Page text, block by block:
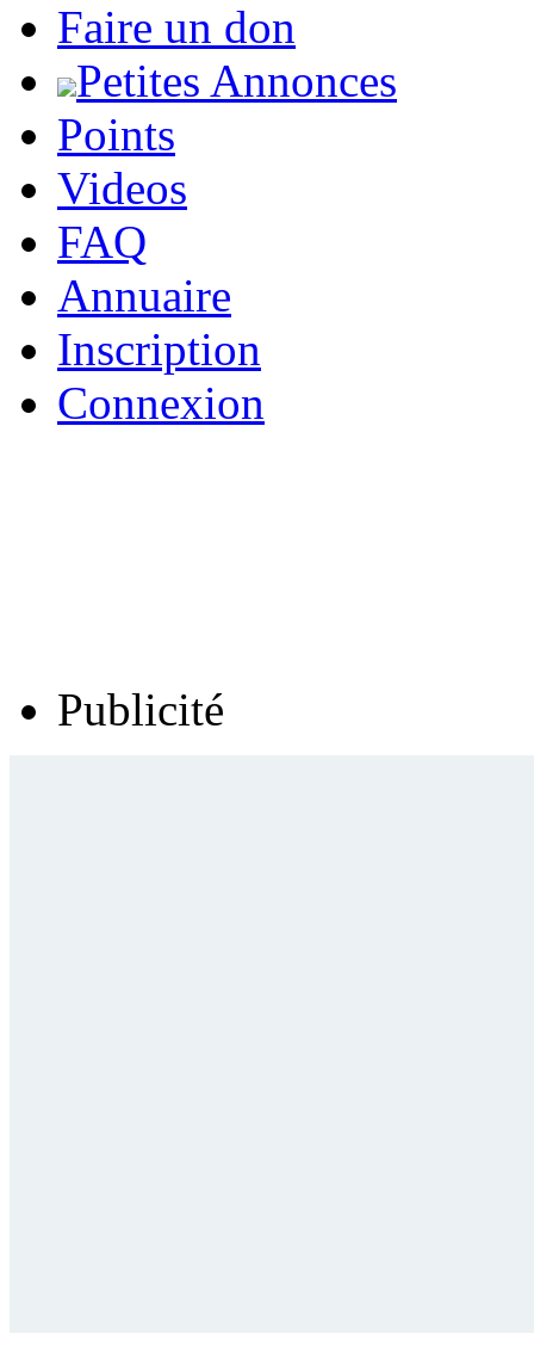
Faire un don
Petites Annonces
Points
Videos
FAQ
Annuaire
Inscription
Connexion
Publicité